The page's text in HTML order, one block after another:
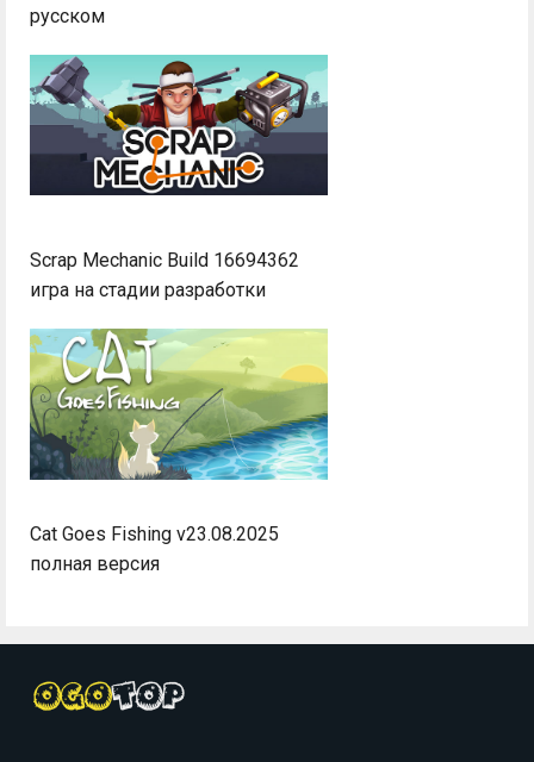
русском
Scrap Mechanic Build 16694362
игра на стадии разработки
Cat Goes Fishing v23.08.2025
полная версия